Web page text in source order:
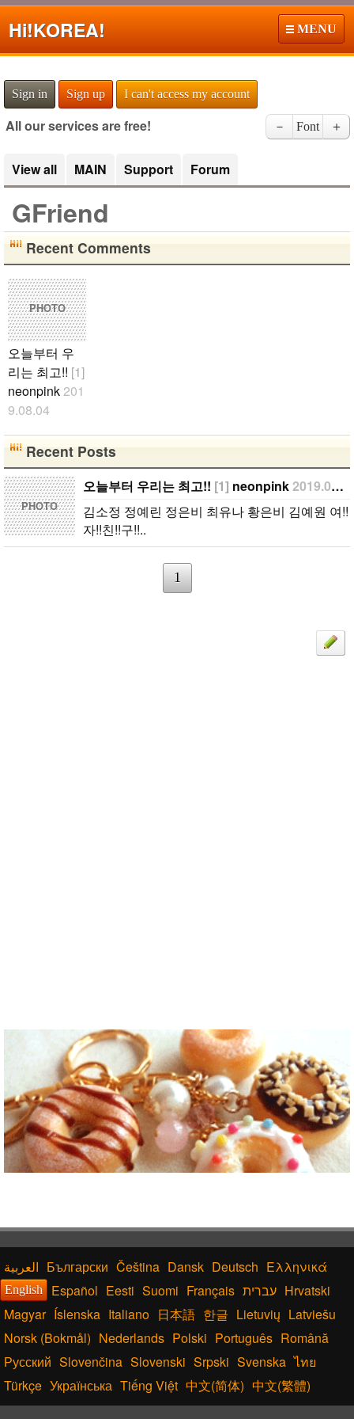
Hi!KOREA! MENU
Sign in Sign up I can't access my account
All our services are free! － Font ＋
View all MAIN Support Forum
GFriend
Recent Comments
PHOTO
오늘부터 우
리는 최고!! [1]
neonpink 201
9.08.04
린 정은비 최
유나 황은비
김예원 여!!
자!!친!!구!!..
Recent Posts
PHOTO
오늘부터 우리는 최고!! [1] neonpink2019.08.04
김소정 정예린 정은비 최유나 황은비 김예원 여!!
자!!친!!구!!..
1
Български Čeština Dansk Deutsch Ελληνικά
English Español Eesti Suomi Français עברית Hrvatski
Magyar Íslenska Italiano 日本語 한글 Lietuvių Latviešu
Norsk (Bokmål) Nederlands Polski Português Română
Русский Slovenčina Slovenski Srpski Svenska ไทย
Türkçe Українська Tiếng Việt 中文(简体) 中文(繁體)